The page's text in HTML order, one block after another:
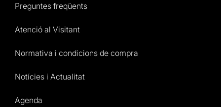
Preguntes freqüents
Atenció al Visitant
Normativa i condicions de compra
Notícies i Actualitat
Agenda